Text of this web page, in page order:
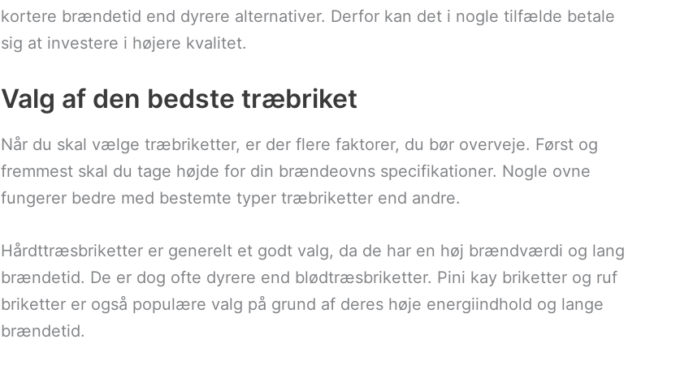
kortere brændetid end dyrere alternativer. Derfor kan det i nogle tilfælde betale
sig at investere i højere kvalitet.
Valg af den bedste træbriket
Når du skal vælge træbriketter, er der flere faktorer, du bør overveje. Først og
fremmest skal du tage højde for din brændeovns specifikationer. Nogle ovne
fungerer bedre med bestemte typer træbriketter end andre.
Hårdttræsbriketter er generelt et godt valg, da de har en høj brændværdi og lang
brændetid. De er dog ofte dyrere end blødtræsbriketter. Pini kay briketter og ruf
briketter er også populære valg på grund af deres høje energiindhold og lange
brændetid.